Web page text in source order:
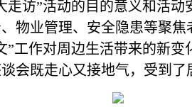
访”活动的目的意义和活
物业管理、安全隐患等聚
工作对周边生活带来的新
会既走心又接地气，受到了